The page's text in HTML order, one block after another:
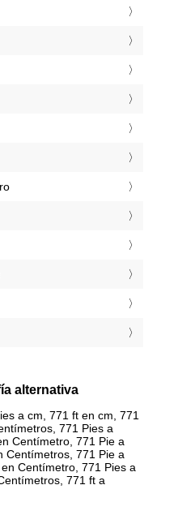
alternativa
a cm, 771 ft en cm, 771
771 Pies a
Centímetro, 771 Pie a
Centímetros, 771 Pie a
Centímetro, 771 Pies a
771 ft a